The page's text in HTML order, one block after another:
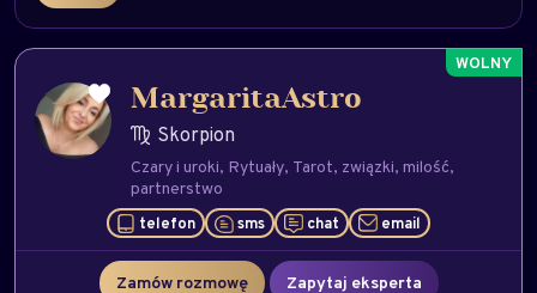
MargaritaAstro
Skorpion
Czary i uroki Rytuały Tarot związki milość
partnerstwo
telefon sms chat email
Zamów rozmowę Zapytaj eksperta